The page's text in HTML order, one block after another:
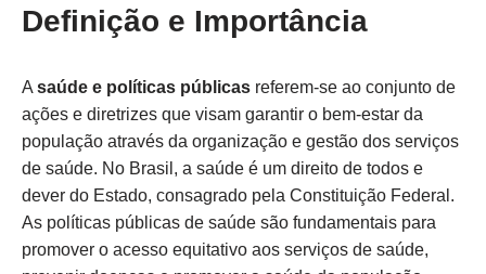
Definição e Importância
A saúde e políticas públicas referem-se ao conjunto de
ações e diretrizes que visam garantir o bem-estar da
população através da organização e gestão dos serviços
de saúde. No Brasil, a saúde é um direito de todos e
dever do Estado, consagrado pela Constituição Federal.
As políticas públicas de saúde são fundamentais para
promover o acesso equitativo aos serviços de saúde,